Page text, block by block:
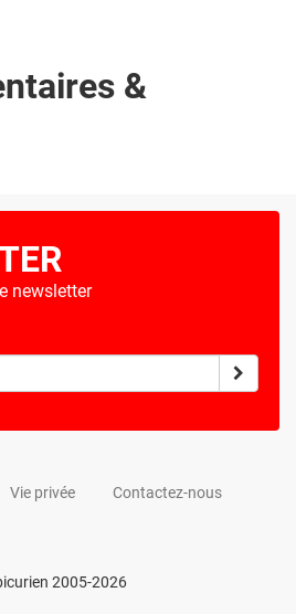
&
newsletter
Vie privée Contactez-nous
2005-2026